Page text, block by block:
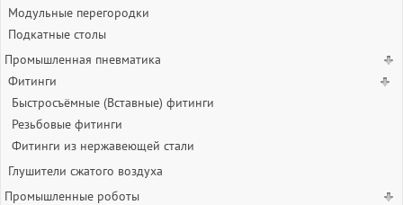
Модульные перегородки
Подкатные столы
Промышленная пневматика
Фитинги
Быстросъёмные (Вставные) фитинги
Резьбовые фитинги
Фитинги из нержавеющей стали
Глушители сжатого воздуха
Промышленные роботы